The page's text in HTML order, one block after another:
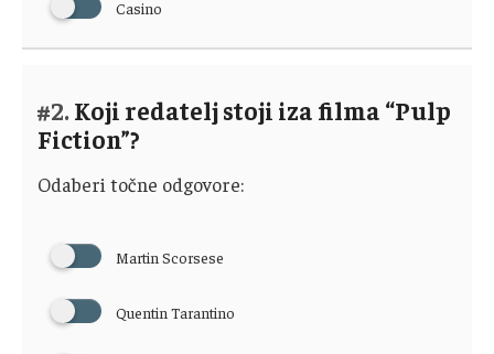
Casino
#2.Koji redatelj stoji iza filma “Pulp
Fiction”?
Odaberi točne odgovore:
Martin Scorsese
Quentin Tarantino